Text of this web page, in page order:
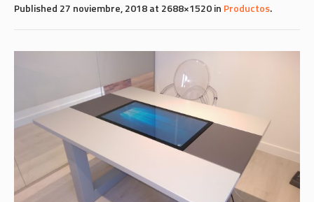
Published 27 noviembre, 2018at 2688×1520 in Productos.